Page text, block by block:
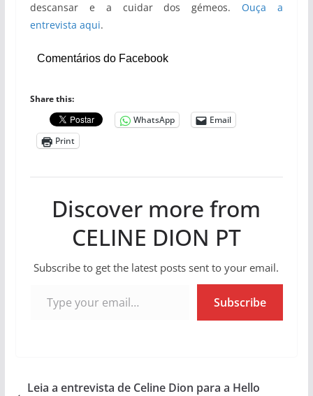
descansar e a cuidar dos gémeos. Ouça a
entrevista aqui.
Comentários do Facebook
Share this:
WhatsApp
Email
Print
Discover more from
CELINE DION PT
Subscribe to get the latest posts sent to your email.
Subscribe
Leia a entrevista de Celine Dion para a Hello